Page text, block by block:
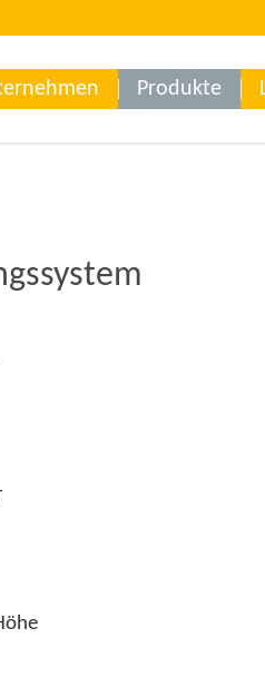
Produkte
der